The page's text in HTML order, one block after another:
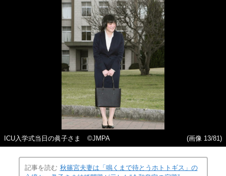
ICU入学式当日の眞子さま ©JMPA (画像 13/81)
記事を読む 秋篠宮夫妻は「鳴くまで待とうホトトギス」の